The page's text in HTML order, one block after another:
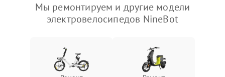
Мы ремонтируем и другие модели
электровелосипедов NineBot